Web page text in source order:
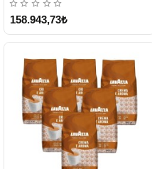
158.943,73₺